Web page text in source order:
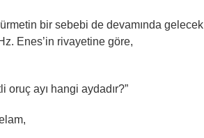
bir sebebi de devamında gelecek
Enes’in rivayetine göre,
ayı hangi aydadır?”